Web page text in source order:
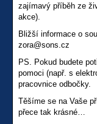
zajímavý příběh ze
akce).
Bližší informace o
zora@sons.cz
PS. Pokud budete
pomoci (např. s
pracovnice odbočky.
Těšíme se na Vaše
přece tak krásné…